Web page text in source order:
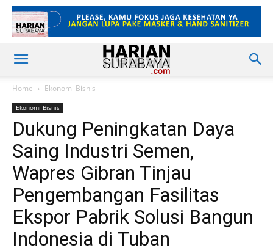
Home Ekonomi Bisnis
Ekonomi Bisnis
Dukung Peningkatan Daya
Saing Industri Semen,
Wapres Gibran Tinjau
Pengembangan Fasilitas
Ekspor Pabrik Solusi Bangun
Indonesia di Tuban